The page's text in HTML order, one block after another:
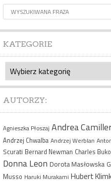
KATEGORIE
Kategorie
AUTORZY:
Agnieszka Płoszaj Andrea
Andrzej Chwalba Andrzej Werblan
Scurati Bernard Newman Charles
Donna Leon Dorota Masłowska
Musso Haruki Murakami Hubert